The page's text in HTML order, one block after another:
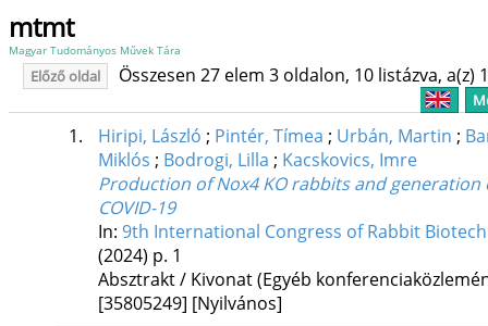
mtmt
Magyar Tudományos Művek Tára
Előző oldal Összesen 27 elem 3 oldalon, 10 listázva, a(z)
1. Hiripi, László ; Pintér, Tímea ; Urbán, Martin ;
Miklós ; Bodrogi, Lilla ; Kacskovics, Imre
Production of Nox4 KO rabbits and
COVID-19
In: 9th International Congress of Rabbit
(2024) p. 1
Absztrakt / Kivonat (Egyéb
[35805249] [Nyilvános]